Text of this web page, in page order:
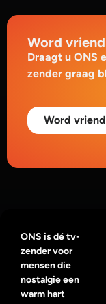
Word
Draagt u ONS
zender graag
Word
ONS is dé tv-
zender voor
mensen die
nostalgie een
warm hart